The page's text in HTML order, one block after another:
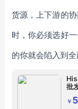
货源，上下游的
时，你必须选好
的你就会陷入到全
批
￥